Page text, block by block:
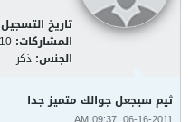
تاريخ
المشاركات:
الجنس: ذكر
ثيم سيجعل جوالك متميز جدا